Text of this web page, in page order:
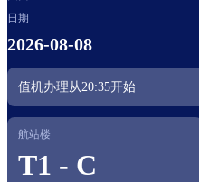
日期
2026-08-08
值机办理从20:35开始
航站楼
T1 - C